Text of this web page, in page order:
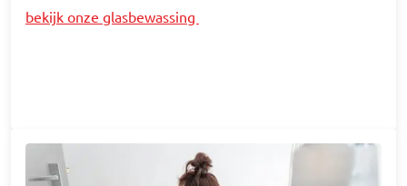
bekijk onze glasbewassing
Afbeelding